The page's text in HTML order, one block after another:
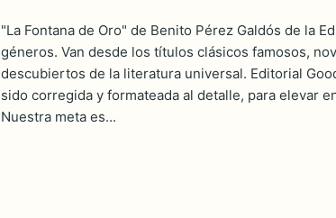
"La Fontana de Oro" de Benito Pérez Galdós de la
géneros. Van desde los títulos clásicos famosos,
descubiertos de la literatura universal. Editorial
sido corregida y formateada al detalle, para elevar
Nuestra meta es...